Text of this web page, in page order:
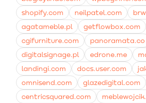
shopify.com
neilpatel.com
agatameble.pl
getflowbox.com
cgifurniture.com
panoramata.co
digitalsignage.pl
edrone.me
landingi.com
docs.user.com
omnisend.com
glazedigital.com
centricsquared.com